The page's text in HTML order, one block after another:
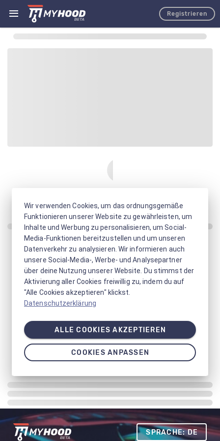
Registrieren
SPRACHE: DE
Wir verwenden Cookies, um das ordnungsgemäße
Funktionieren unserer Website zu gewährleisten, um
Inhalte und Werbung zu personalisieren, um Social-
Media-Funktionen bereitzustellen und um unseren
Datenverkehr zu analysieren. Wir informieren auch
unsere Social-Media-, Werbe- und Analysepartner
über deine Nutzung unserer Website. Du stimmst der
Aktivierung aller Cookies freiwillig zu, indem du auf
"Alle Cookies akzeptieren" klickst.
Datenschutzerklärung
ALLE COOKIES AKZEPTIEREN
COOKIES ANPASSEN